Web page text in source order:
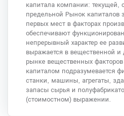
капитала компании: текущей,
предельной Рынок капиталов
первых мест в факторах
обеспечивают
непрерывный характер ее
выражается в вещественной
рынке вещественных
капиталом подразумевается
станки, машины, агрегаты,
запасы сырья и
(стоимостном) выражении.